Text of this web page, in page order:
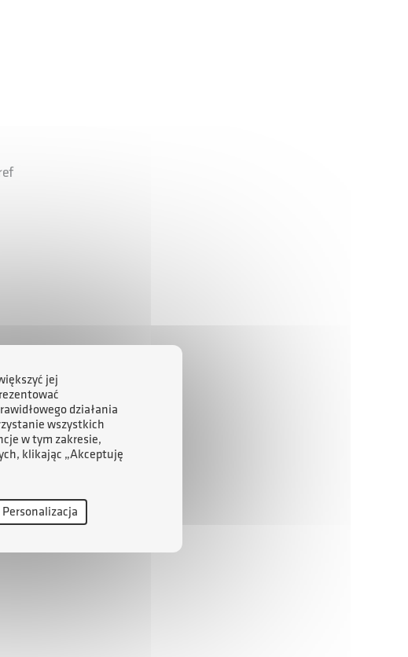
jej
działania
wszystkich
w tym zakresie,
klikając „Akceptuję
Personalizacja